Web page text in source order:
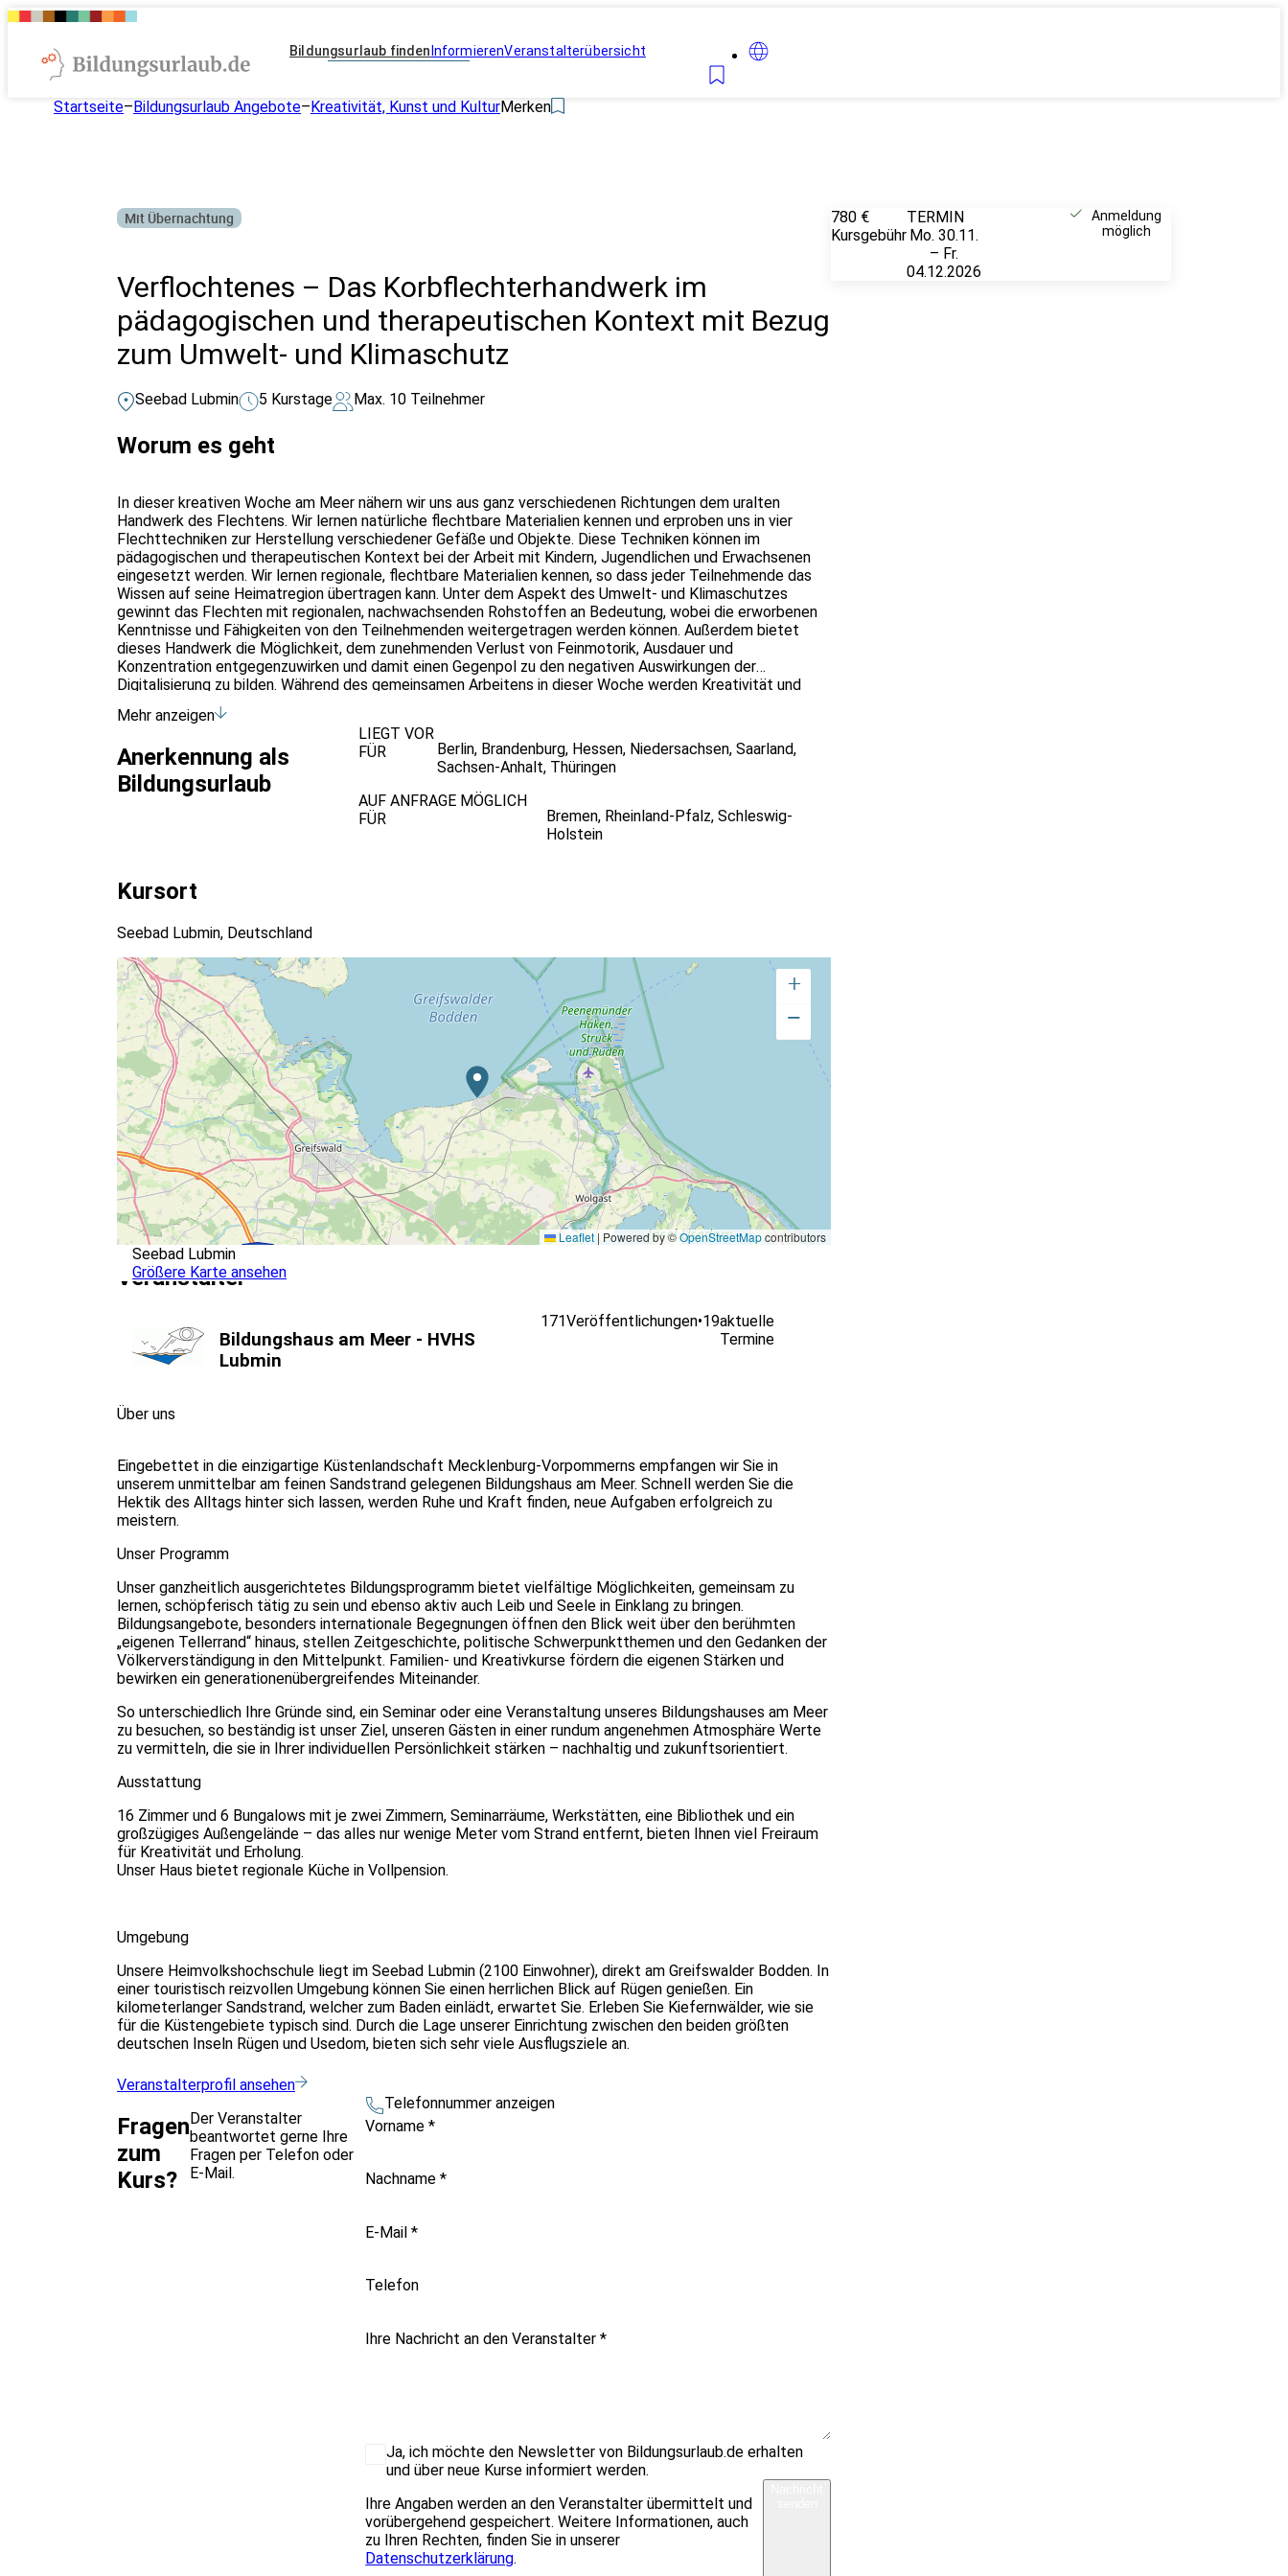
Bildungsurlaub finden InformierenVeranstalterübersicht
Startseite–Bildungsurlaub Angebote–Kreativität, Kunst und KulturMerken
Mit Übernachtung
Verflochtenes – Das Korbflechterhandwerk im
pädagogischen und therapeutischen Kontext mit Bezug
zum Umwelt- und Klimaschutz
Seebad Lubmin 5 Kurstage Max. 10 Teilnehmer
Worum es geht
In dieser kreativen Woche am Meer nähern wir uns aus ganz verschiedenen Richtungen dem uralten
Handwerk des Flechtens. Wir lernen natürliche flechtbare Materialien kennen und erproben uns in vier
Flechttechniken zur Herstellung verschiedener Gefäße und Objekte. Diese Techniken können im
pädagogischen und therapeutischen Kontext bei der Arbeit mit Kindern, Jugendlichen und Erwachsenen
eingesetzt werden. Wir lernen regionale, flechtbare Materialien kennen, so dass jeder Teilnehmende das
Wissen auf seine Heimatregion übertragen kann. Unter dem Aspekt des Umwelt- und Klimaschutzes
gewinnt das Flechten mit regionalen, nachwachsenden Rohstoffen an Bedeutung, wobei die erworbenen
Kenntnisse und Fähigkeiten von den Teilnehmenden weitergetragen werden können. Außerdem bietet
dieses Handwerk die Möglichkeit, dem zunehmenden Verlust von Feinmotorik, Ausdauer und
Konzentration entgegenzuwirken und damit einen Gegenpol zu den negativen Auswirkungen der
Digitalisierung zu bilden. Während des gemeinsamen Arbeitens in dieser Woche werden Kreativität und
Sorgfalt ebenso gestärkt wie Teamfähigkeit, Kommunikationsfähigkeit und Toleranz.
Mehr anzeigen
Anerkennung als
Bildungsurlaub
LIEGT VOR
FÜR
Berlin, Brandenburg, Hessen, Niedersachsen, Saarland,
Sachsen-Anhalt, Thüringen
AUF ANFRAGE MÖGLICH
FÜR
Bremen, Rheinland-Pfalz,Schleswig-
Holstein
Kursort
Seebad Lubmin, Deutschland
+
−
Leaflet | Powered by ©OpenStreetMapcontributors
Seebad Lubmin
Größere Karte ansehen
Veranstalter
Bildungshaus am Meer - HVHS
Lubmin
171Veröffentlichungen•19aktuelle
Termine
Über uns
Eingebettet in die einzigartige Küstenlandschaft Mecklenburg-Vorpommerns empfangen wir Sie in
unserem unmittelbar am feinen Sandstrand gelegenen Bildungshaus am Meer. Schnell werden Sie die
Hektik des Alltags hinter sich lassen, werden Ruhe und Kraft finden, neue Aufgaben erfolgreich zu
meistern.
Unser Programm
Unser ganzheitlich ausgerichtetes Bildungsprogramm bietet vielfältige Möglichkeiten, gemeinsam zu
lernen, schöpferisch tätig zu sein und ebenso aktiv auch Leib und Seele in Einklang zu bringen.
Bildungsangebote, besonders internationale Begegnungen öffnen den Blick weit über den berühmten
„eigenen Tellerrand“ hinaus, stellen Zeitgeschichte, politische Schwerpunktthemen und den Gedanken der
Völkerverständigung in den Mittelpunkt. Familien- und Kreativkurse fördern die eigenen Stärken und
bewirken ein generationenübergreifendes Miteinander.
So unterschiedlich Ihre Gründe sind, ein Seminar oder eine Veranstaltung unseres Bildungshauses am Meer
zu besuchen, so beständig ist unser Ziel, unseren Gästen in einer rundum angenehmen Atmosphäre Werte
zu vermitteln, die sie in Ihrer individuellen Persönlichkeit stärken – nachhaltig und zukunftsorientiert.
Ausstattung
16 Zimmer und 6 Bungalows mit je zwei Zimmern, Seminarräume, Werkstätten, eine Bibliothek und ein
großzügiges Außengelände – das alles nur wenige Meter vom Strand entfernt, bieten Ihnen viel Freiraum
für Kreativität und Erholung.
Unser Haus bietet regionale Küche in Vollpension.
Umgebung
Unsere Heimvolkshochschule liegt im Seebad Lubmin (2100 Einwohner), direkt am Greifswalder Bodden. In
einer touristisch reizvollen Umgebung können Sie einen herrlichen Blick auf Rügen genießen. Ein
kilometerlanger Sandstrand, welcher zum Baden einlädt, erwartet Sie. Erleben Sie Kiefernwälder, wie sie
für die Küstengebiete typisch sind. Durch die Lage unserer Einrichtung zwischen den beiden größten
deutschen Inseln Rügen und Usedom, bieten sich sehr viele Ausflugsziele an.
Veranstalterprofil ansehen
Fragen
zum
Kurs?
Der Veranstalter
beantwortet gerne Ihre
Fragen per Telefon oder
E-Mail.
Telefonnummer anzeigen
Vorname*
Nachname*
E-Mail*
Telefon
Ihre Nachricht an den Veranstalter*
Ja, ich möchte den Newsletter von Bildungsurlaub.de erhalten
und über neue Kurse informiert werden.
Ihre Angaben werden an den Veranstalter übermittelt und
vorübergehend gespeichert. Weitere Informationen, auch
zu Ihren Rechten, finden Sie in unserer
Datenschutzerklärung.
780 €
Kursgebühr
TERMIN
Mo. 30.11.
– Fr.
04.12.2026
Anmeldung
möglich